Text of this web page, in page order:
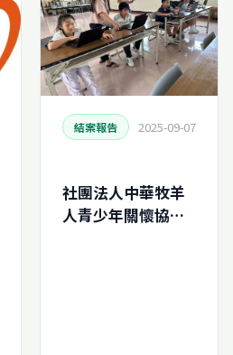
結案報告 2025-09-07
社團法人中華牧羊
人青少年關懷協會-